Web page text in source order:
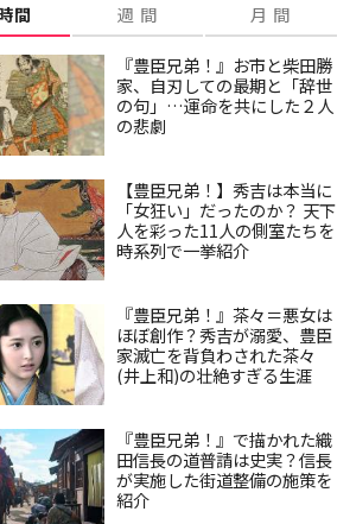
間 週 間 月 間
『豊臣兄弟！』お市と柴田勝
家、自刃しての最期と「辞世
の句」…運命を共にした２人
の悲劇
【豊臣兄弟！】秀吉は本当に
「女狂い」だったのか？ 天下
人を彩った11人の側室たちを
時系列で一挙紹介
『豊臣兄弟！』茶々＝悪女は
ほぼ創作？秀吉が溺愛、豊臣
家滅亡を背負わされた茶々
(井上和)の壮絶すぎる生涯
『豊臣兄弟！』で描かれた織
田信長の道普請は史実？信長
が実施した街道整備の施策を
紹介